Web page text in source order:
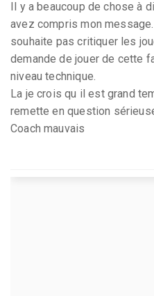
Il y a beaucoup de chose à
avez compris mon
souhaite pas critiquer les
demande de jouer de cette
niveau technique.
La je crois qu il est grand
remette en question
Coach mauvais